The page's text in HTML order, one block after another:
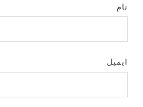
نام
ایمیل